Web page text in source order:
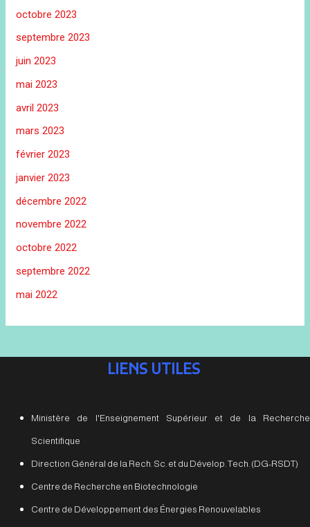
octobre 2023
septembre 2023
juin 2023
mai 2023
avril 2023
mars 2023
février 2023
janvier 2023
décembre 2022
novembre 2022
octobre 2022
septembre 2022
mai 2022
LIENS UTILES
Ministère de l'Enseignement Supérieur et de la Recherche
Scientifique
Direction Général de la Rech. Sc. et du Dévelop. Tech. (DG-RSDT)
Centre de Recherche en Biotechnologie
Centre de Développement des Énergies Renouvelables